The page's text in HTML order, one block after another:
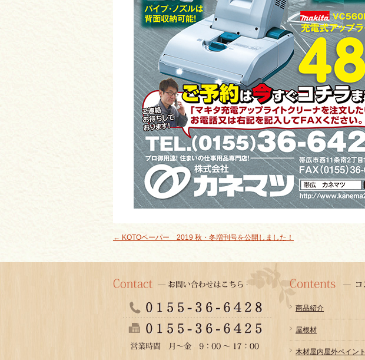
投稿ナビゲーション
← KOTOペーパー 2019 秋・冬増刊号を公開しました！
商品紹介
屋根材
木材屋内屋外ペイント